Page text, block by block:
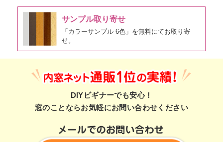
サンプル取り寄せ
「カラーサンプル 6色」を無料にてお取り寄
せ。
DIYビギナーでも安心！
窓のことならお気軽にお問い合わせください